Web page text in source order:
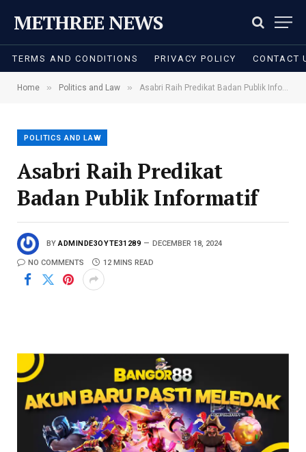
METHREE NEWS
TERMS AND CONDITIONS PRIVACY POLICY CONTACT
Home » Politics and Law » Asabri Raih Predikat Badan Publik Informatif
POLITICS AND LAW
Asabri Raih Predikat
Badan Publik Informatif
BY ADMINDE3OYTE31289 DECEMBER 18, 2024
NO COMMENTS 12 MINS READ